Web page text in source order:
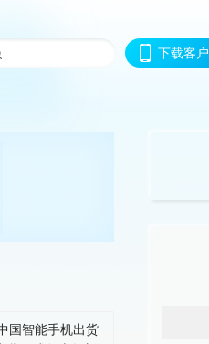
下载客